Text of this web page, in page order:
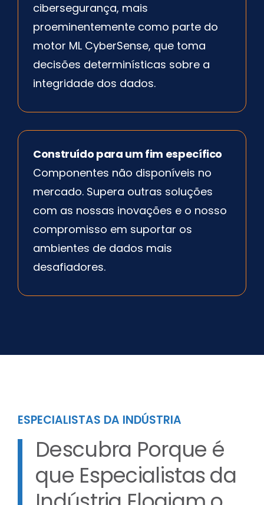
cibersegurança, mais
proeminentemente como parte do
motor ML CyberSense, que toma
decisões determinísticas sobre a
integridade dos dados.
Construído para um fim específico
Componentes não disponíveis no
mercado. Supera outras soluções
com as nossas inovações e o nosso
compromisso em suportar os
ambientes de dados mais
desafiadores.
ESPECIALISTAS DA INDÚSTRIA
Descubra Porque é
que Especialistas da